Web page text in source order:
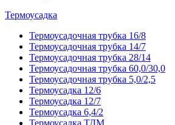
Термоусадка
Термоусадочная трубка 16/8
Термоусадочная трубка 14/7
Термоусадочная трубка 28/14
Термоусадочная трубка 60,0/30,0
Термоусадочная трубка 5,0/2,5
Термоусадка 12/6
Термоусадка 12/7
Термоусадка 6,4/2
Термоусадка ТДМ